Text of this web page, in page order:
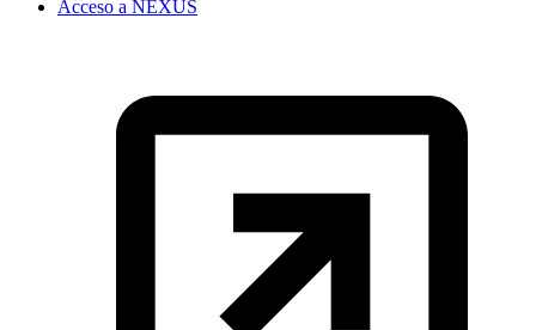
Acceso a NEXUS